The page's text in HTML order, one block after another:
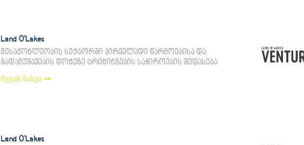
Land O'Lakes
მესაქონლეობის სექტორში პირველადი წარმოებისა და
გადამუშავების დონეზე ტრენინგების საჭიროების შეფასება
მეტის ნახვა
Land O'Lakes